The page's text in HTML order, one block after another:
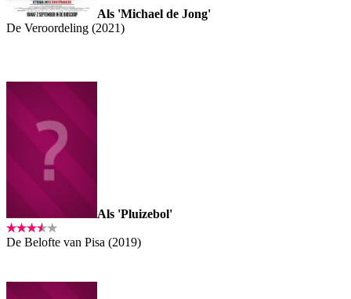
Als 'Michael de Jong'
De Veroordeling (2021)
Als 'Pluizebol'
De Belofte van Pisa (2019)